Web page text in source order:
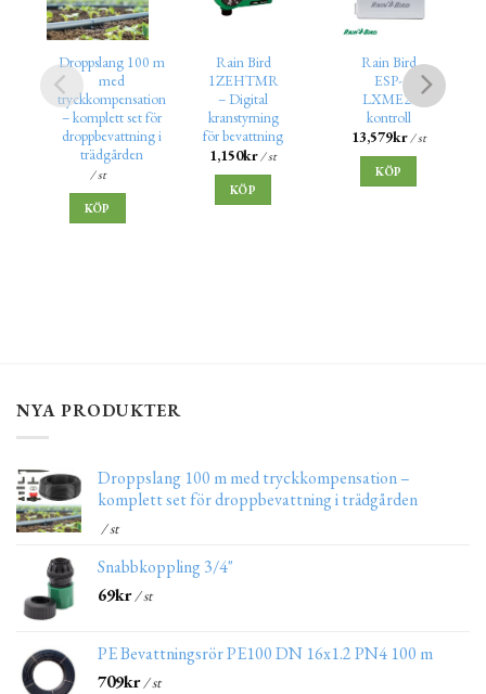
Droppslang 100 m
med
tryckkompensation
– komplett set för
droppbevattning i
trädgården
/ st
KÖP
Rain Bird
1ZEHTMR
– Digital
kranstyrning
för bevattning
1,150kr/ st
KÖP
Rain Bird
ESP-
LXME2-
kontroll
13,579kr/ st
KÖP
NYA PRODUKTER
Droppslang 100 m med tryckkompensation –
komplett set för droppbevattning i trädgården
/ st
Snabbkoppling 3/4"
69kr/ st
PE Bevattningsrör PE100 DN 16x1.2 PN4 100 m
709kr/ st